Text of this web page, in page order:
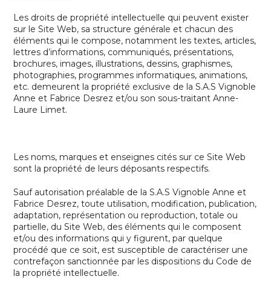
Les droits de propriété intellectuelle qui peuvent exister
sur le Site Web, sa structure générale et chacun des
éléments qui le compose, notamment les textes, articles,
lettres d’informations, communiqués, présentations,
brochures, images, illustrations, dessins, graphismes,
photographies, programmes informatiques, animations,
etc. demeurent la propriété exclusive de laS.A.S Vignoble
Anne et Fabrice Desrez et/ou son sous-traitant Anne-
Laure Limet.
Les noms, marques et enseignes cités sur ce Site Web
sont la propriété de leurs déposants respectifs.
Sauf autorisation préalable de laS.A.S Vignoble Anne et
Fabrice Desrez, toute utilisation, modification, publication,
adaptation, représentation ou reproduction, totale ou
partielle, du Site Web, des éléments qui le composent
et/ou des informations qui y figurent, par quelque
procédé que ce soit, est susceptible de caractériser une
contrefaçon sanctionnée par les dispositions du Code de
la propriété intellectuelle.